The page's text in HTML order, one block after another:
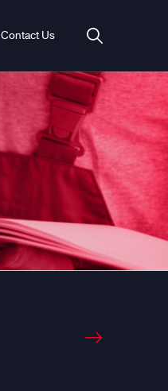
Contact Us